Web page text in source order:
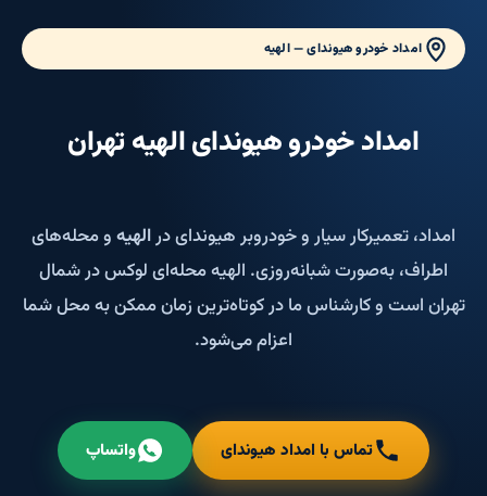
امداد خودرو هیوندای — الهیه
امداد خودرو هیوندای الهیه تهران
امداد، تعمیرکار سیار و خودروبر هیوندای درالهیهو محله‌های
اطراف، به‌صورت شبانه‌روزی. الهیه محله‌ای لوکس در شمال
تهران است و کارشناس ما در کوتاه‌ترین زمان ممکن به محل شما
اعزام می‌شود.
تماس با امداد هیوندای واتساپ